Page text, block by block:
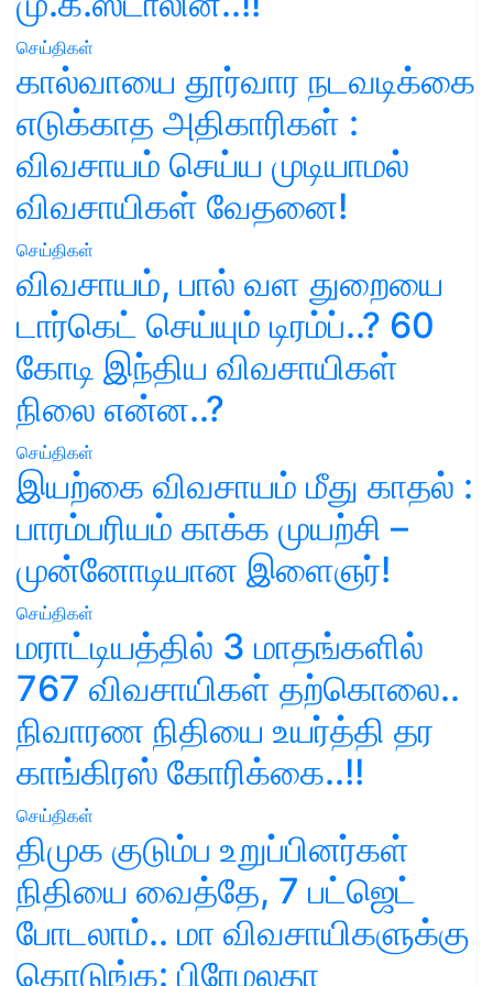
செய்திகள்
கால்வாயை தூர்வார நடவடிக்கை
எடுக்காத அதிகாரிகள் :
விவசாயம் செய்ய முடியாமல்
விவசாயிகள் வேதனை!
செய்திகள்
விவசாயம், பால் வள துறையை
டார்கெட் செய்யும் டிரம்ப்..? 60
கோடி இந்திய விவசாயிகள்
நிலை என்ன..?
செய்திகள்
இயற்கை விவசாயம் மீது காதல் :
பாரம்பரியம் காக்க முயற்சி –
முன்னோடியான இளைஞர்!
செய்திகள்
மராட்டியத்தில் 3 மாதங்களில்
767 விவசாயிகள் தற்கொலை..
நிவாரண நிதியை உயர்த்தி தர
காங்கிரஸ் கோரிக்கை..!!
செய்திகள்
திமுக குடும்ப உறுப்பினர்கள்
நிதியை வைத்தே, 7 பட்ஜெட்
போடலாம்.. மா விவசாயிகளுக்கு
கொடுங்க: பிரேமலதா